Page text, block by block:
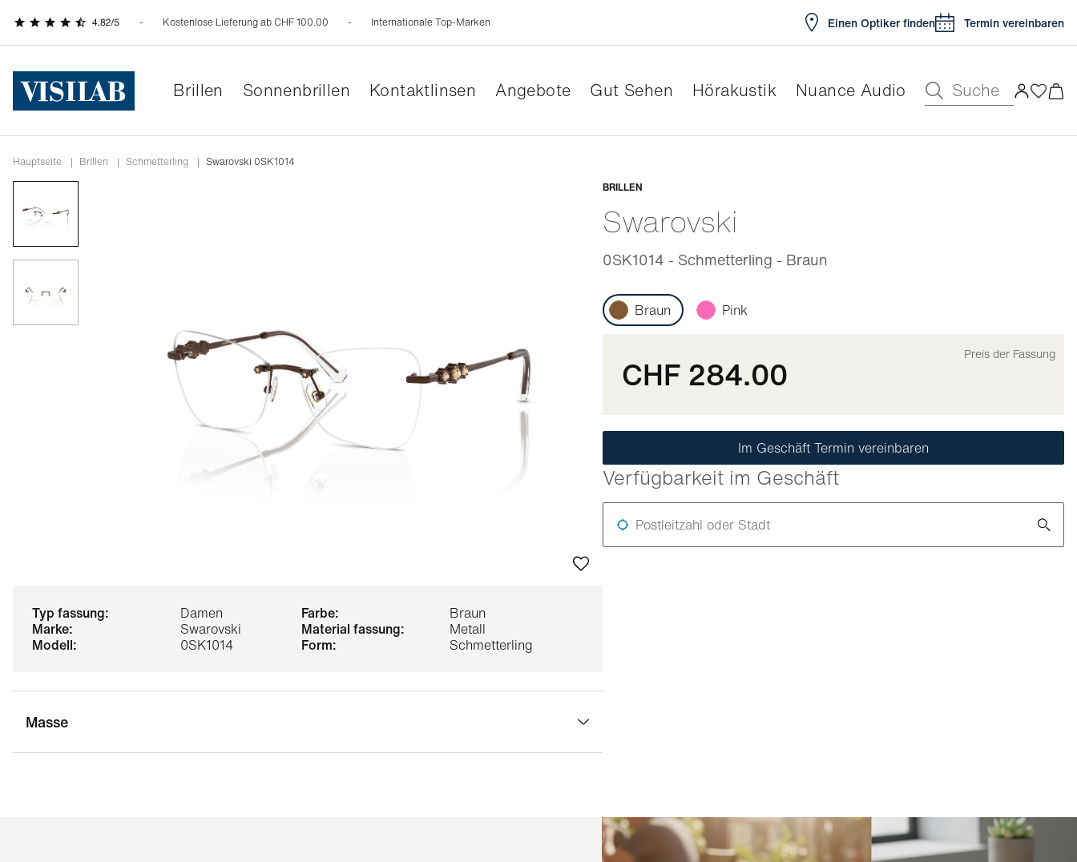
Kostenlose Lieferung ab CHF 100.00 Internationale Top-Marken Einen Optiker finden Termin vereinbaren
Brillen Sonnenbrillen Kontaktlinsen Angebote Gut Sehen Hörakustik Nuance Audio Suche
Hauptseite | Brillen | schmetterling | Swarovski 0SK1014
typ fassung: Damen farbe:
Braun
marke:
Swarovski material fassung:
Metall
modell:
0SK1014 form: Schmetterling
Masse
BRILLEN
Swarovski
0SK1014 - Schmetterling - Braun
Anpassbar
Braun Pink
CHF 284.00 Preis der Fassung
Im Geschäft Termin vereinbaren
Verfügbarkeit im Geschäft
Postleitzahl oder Stadt